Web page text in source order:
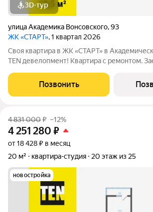
3D-тур
улица Академика Вонсовского,93
ЖК «СТАРТ», 1 квартал 2026
Своя квартира в ЖК «СТАРТ» в
TEN девелопмент! Квартира с ремонтом.
района в границах улиц Вильгельма де
Очеретина -
Позвонить
4 831 000₽ –12%
4 251 280 ₽
от 18 428 ₽ в месяц
20 м²
квартира-студия 20 этаж из 25
новостройка